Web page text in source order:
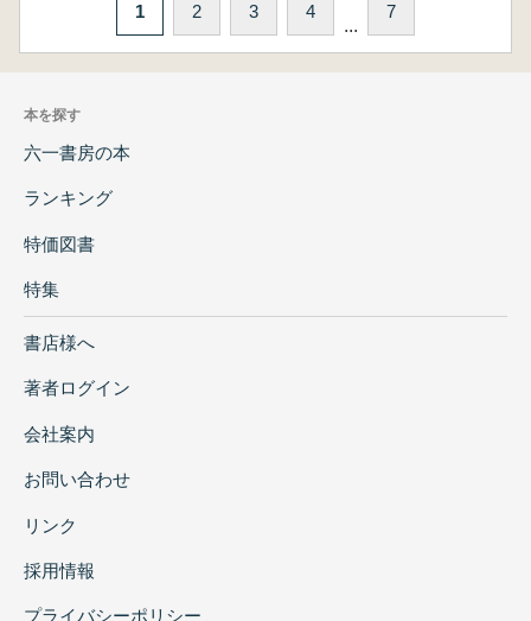
1 2 3 4
...
7
本を探す
六一書房の本
ランキング
特価図書
特集
書店様へ
著者ログイン
会社案内
お問い合わせ
リンク
採用情報
プライバシーポリシー